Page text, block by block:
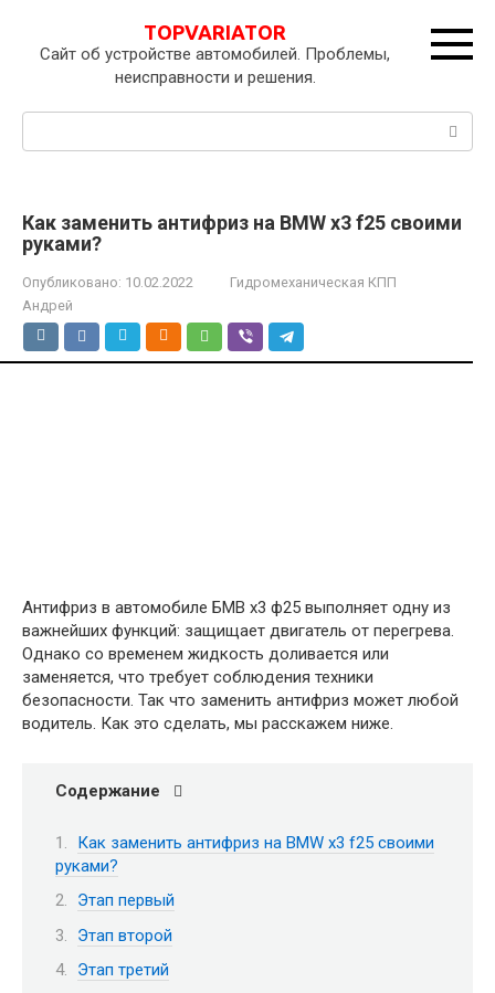
контенту
TOPVARIATOR
Сайт об устройстве автомобилей. Проблемы,
неисправности и решения.
Поиск:
Как заменить антифриз на BMW x3 f25 своими
руками?
Опубликовано: 10.02.2022
Гидромеханическая КПП
Андрей
Антифриз в автомобиле БМВ х3 ф25 выполняет одну из
важнейших функций: защищает двигатель от перегрева.
Однако со временем жидкость доливается или
заменяется, что требует соблюдения техники
безопасности. Так что заменить антифриз может любой
водитель. Как это сделать, мы расскажем ниже.
Содержание
Как заменить антифриз на BMW x3 f25 своими
руками?
Этап первый
Этап второй
Этап третий